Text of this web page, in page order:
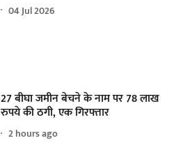
04 Jul 2026
27 बीघा जमीन बेचने के नाम पर 78 लाख
रुपये की ठगी, एक गिरफ्तार
2 hours ago